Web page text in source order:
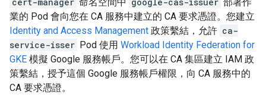
業的 Pod 會向您在 CA 服務中建立的 CA 要求憑證。您建立
Identity and Access Management 政策繫結，允許 ca-
service-isser Pod 使用 Workload Identity Federation for
GKE 模擬 Google 服務帳戶。您可以在 CA 集區建立 IAM 政
策繫結，授予這個 Google 服務帳戶權限，向 CA 服務中的
CA 要求憑證。